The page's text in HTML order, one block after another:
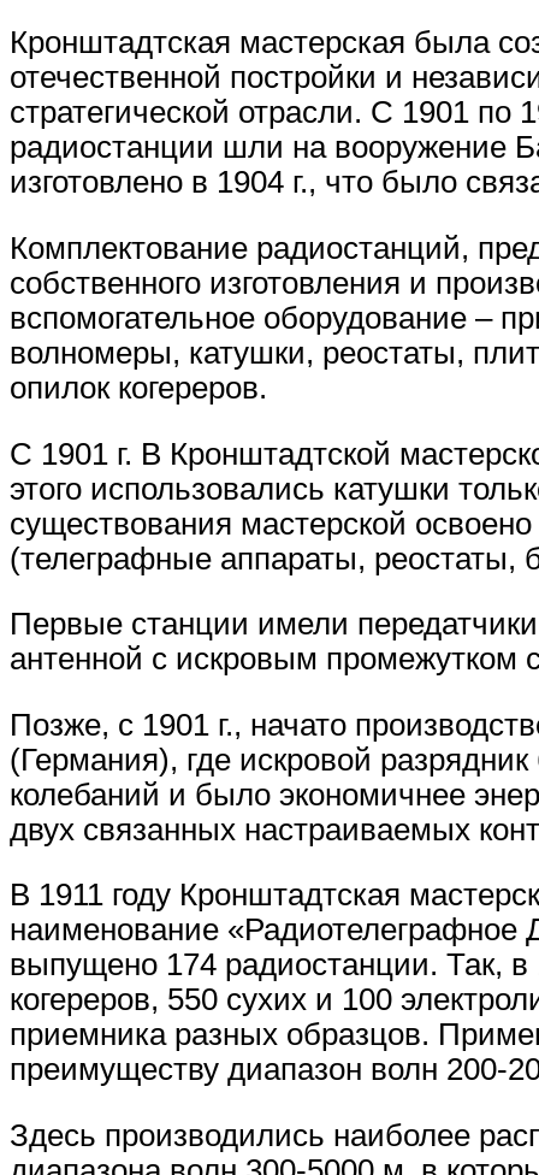
Кронштадтская мастерская была
отечественной постройки и
стратегической отрасли. С 1901
радиостанции шли на вооружение
изготовлено в 1904 г., что было
Комплектование радиостанций,
собственного изготовления и
вспомогательное оборудование –
волномеры, катушки, реостаты,
опилок когереров.
С 1901 г. В Кронштадтской
этого использовались катушки
существования мастерской
(телеграфные аппараты, реостаты,
Первые станции имели
антенной с искровым промежутком
Позже, с 1901 г., начато
(Германия), где искровой
колебаний и было экономичнее
двух связанных настраиваемых
В 1911 году Кронштадтская
наименование «Радиотелеграфное
выпущено 174 радиостанции. Так, в
когереров, 550 сухих и 100
приемника разных образцов.
преимуществу диапазон волн 200-
Здесь производились наиболее